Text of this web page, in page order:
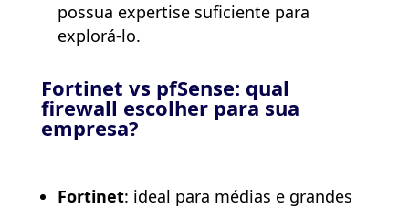
possua expertise suficiente para
explorá-lo.
Fortinet vs pfSense: qual
firewall escolher para sua
empresa?
Fortinet: ideal para médias e grandes